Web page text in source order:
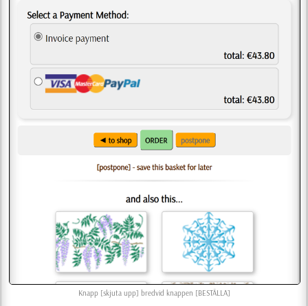
Knapp [skjuta upp] bredvid knappen [BESTÄLLA]